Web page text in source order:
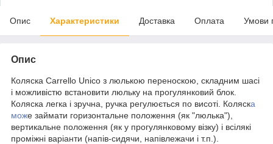
Опис Характеристики Доставка Оплата Умови
Опис
Коляска Carrello Unico з люлькою переноскою, складним шасі
і можливістю встановити люльку на прогулянковий блок.
Коляска легка і зручна, ручка регулюється по висоті. Коляска
може займати горизонтальне положення (як "люлька"),
вертикальне положення (як у прогулянковому візку) і всілякі
проміжні варіанти (напів-сидячи, напівлежачи і т.п.).